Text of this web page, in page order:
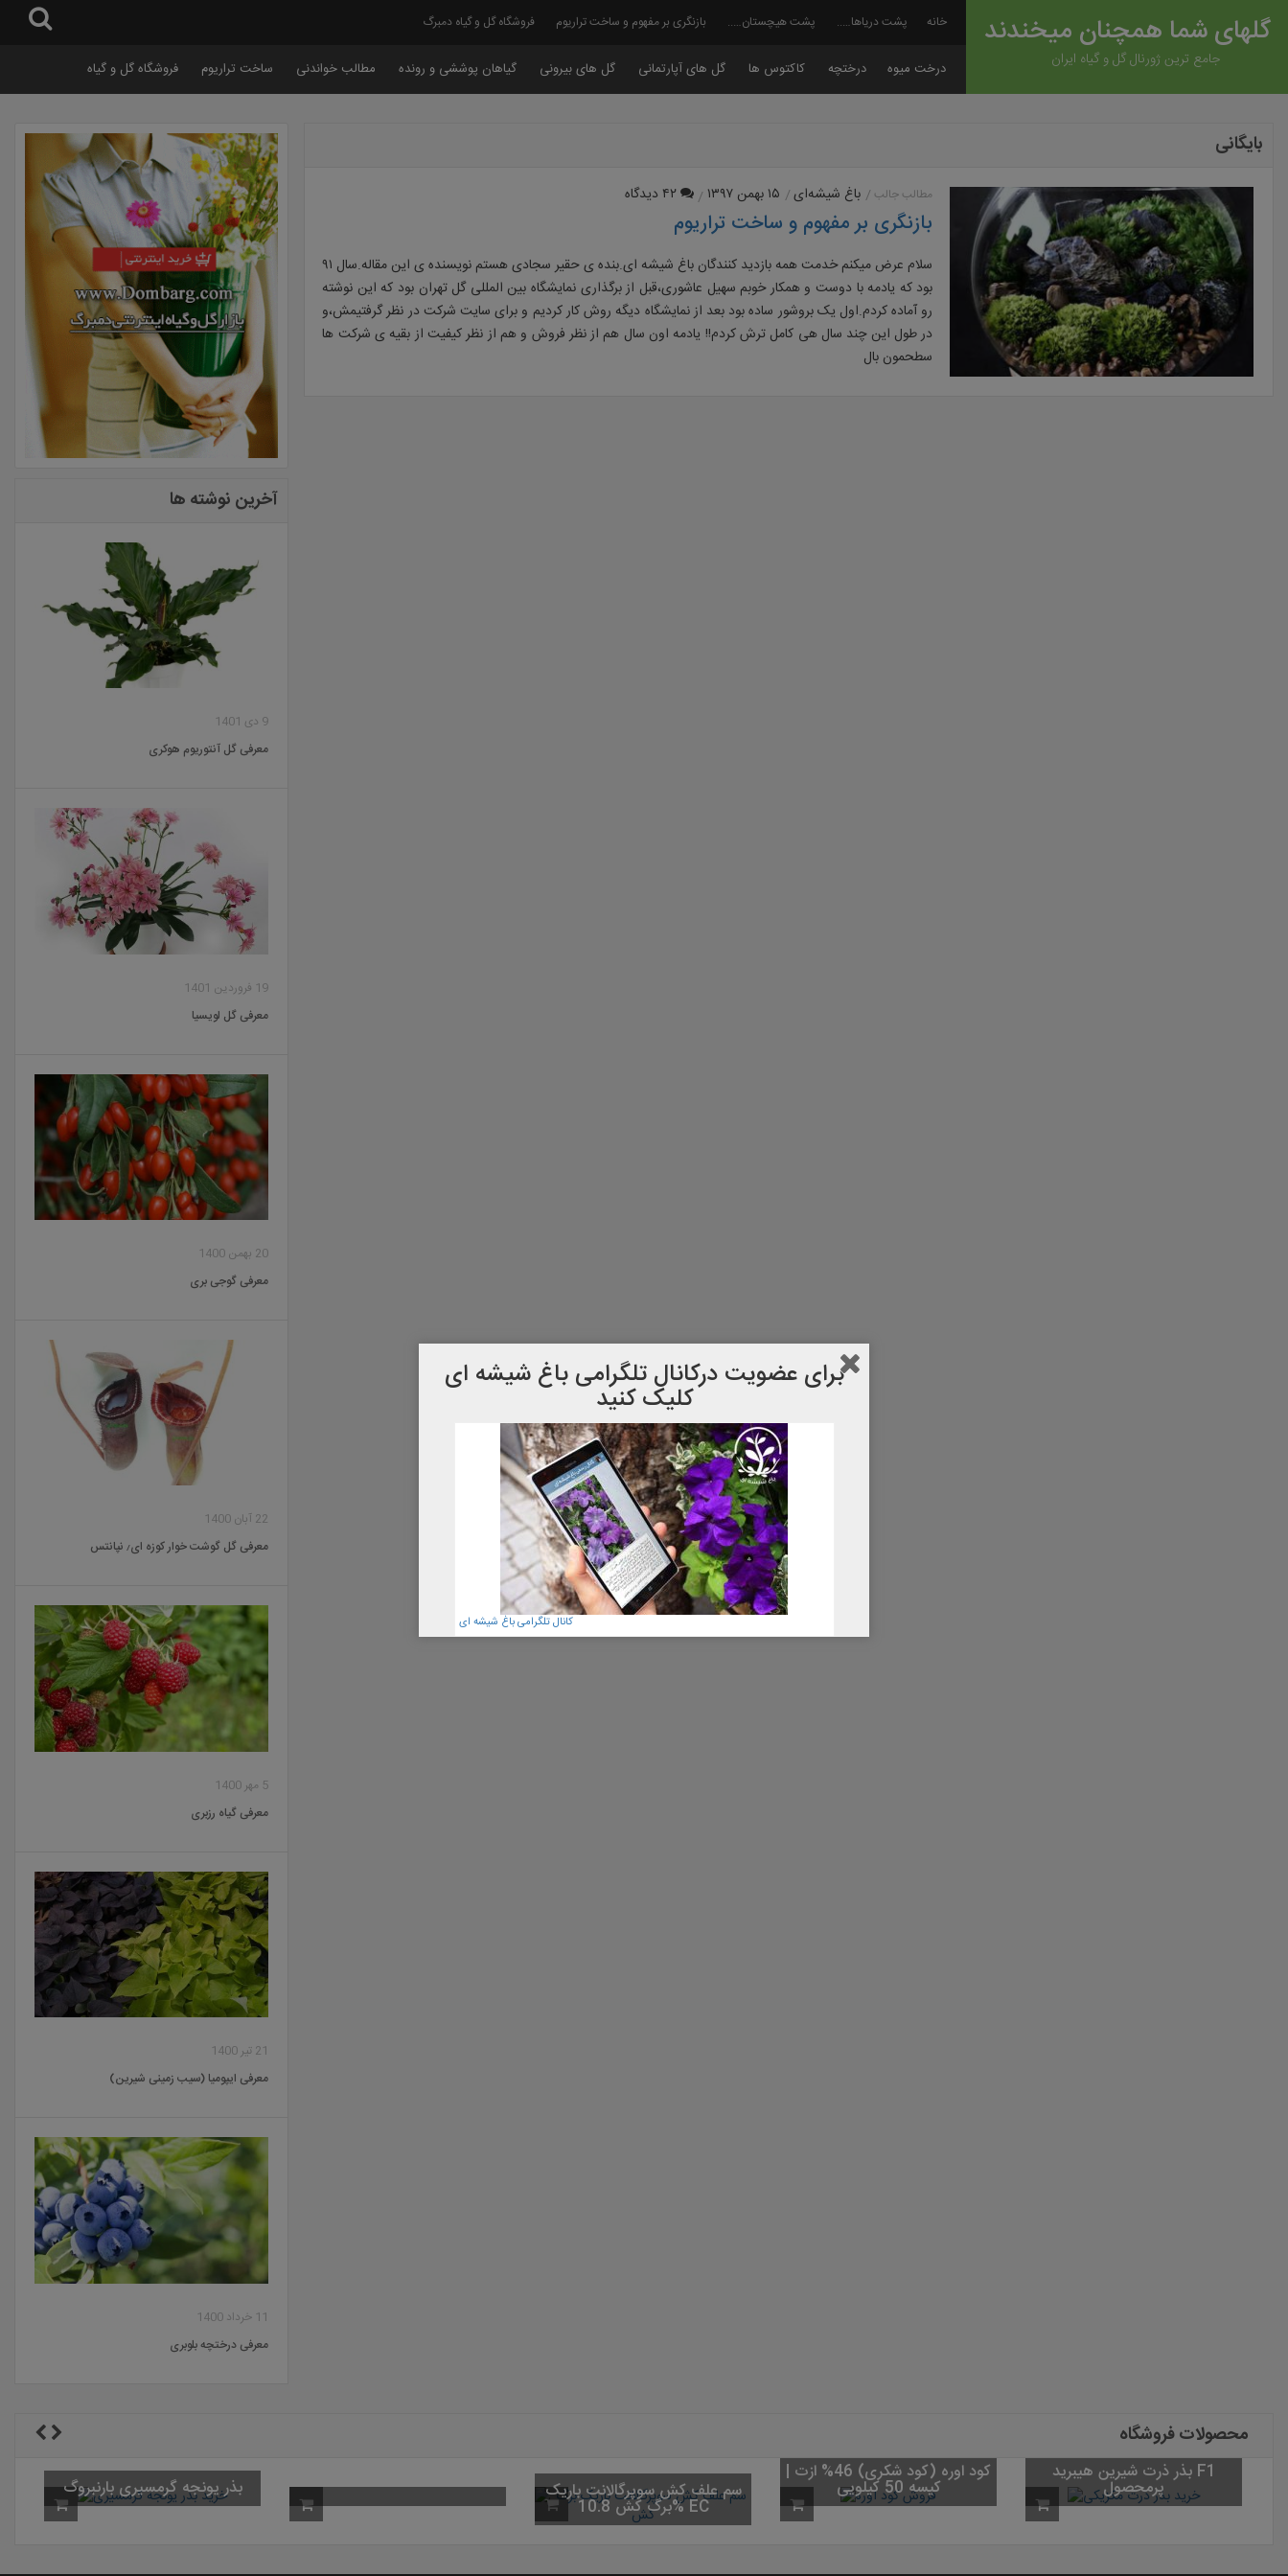
گلهای شما همچنان میخندند
جامع ترین ژورنال گل و گیاه ایران
خانه پشت دریاها….. پشت هیچستان….. بازنگری بر مفهوم و ساخت تراریوم فروشگاه گل و گیاه دمبرگ
درخت میوه درختچه کاکتوس ها گل های آپارتمانی گل های بیرونی گیاهان پوششی و رونده مطالب خواندنی ساخت تراریوم فروشگاه گل و گیاه
بایگانی
مطالب جالب باغ شیشه‌ای ۱۵ بهمن ۱۳۹۷ ۴۲ دیدگاه
بازنگری بر مفهوم و ساخت تراریوم
سلام عرض میکنم خدمت همه بازدید کنندگان باغ شیشه ای.بنده ی حقیر سجادی هستم نویسنده ی این مقاله.سال ۹۱
بود که یادمه با دوست و همکار خوبم سهیل عاشوری،قبل از برگذاری نمایشگاه بین المللی گل تهران بود که این نوشته
رو آماده کردم.اول یک بروشور ساده بود بعد از نمایشگاه دیگه روش کار کردیم و برای سایت شرکت در نظر گرفتیمش،و
در طول این چند سال هی کامل ترش کردم!! یادمه اون سال هم از نظر فروش و هم از نظر کیفیت از بقیه ی شرکت ها
سطحمون بال
آخرین نوشته ها
9 دی 1401
معرفی گل آنتوریوم هوکری
19 فروردین 1401
معرفی گل لویسیا
20 بهمن 1400
معرفی گوجی بری
22 آبان 1400
معرفی گل گوشت خوار کوزه ای٫ نپانتس
5 مهر 1400
معرفی گیاه رزبری
21 تیر 1400
معرفی ایپومیا (سیب زمینی شیرین)
11 خرداد 1400
معرفی درختچه بلوبری
محصولات فروشگاه
بذر یونجه گرمسیری بارنبروگ سم علف کش سوپرگالانت باریک
برگ کش 10.8% EC
کود اوره (کود شکری) 46% ازت |
کیسه 50 کیلویی
بذر ذرت شیرین هیبرید F1
پرمحصول
برای عضویت دركانال تلگرامی باغ شیشه ای
کلیک کنید
کانال تلگرامی باغ شیشه ای